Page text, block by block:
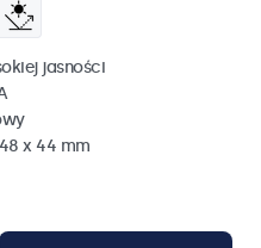
jasności
x 44 mm